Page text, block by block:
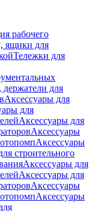
рабочего
ящики для
Тележки для
для
Аксессуары для
для
Аксессуары для
Аксессуары
Аксессуары
строительного
Аксессуары для
Аксессуары для
Аксессуары
Аксессуары